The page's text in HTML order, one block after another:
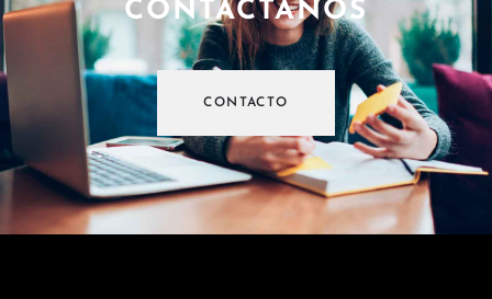
CONTÁCTANOS
CONTACTO